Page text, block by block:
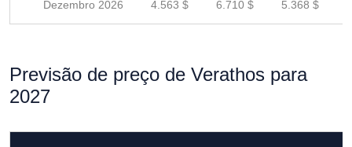
Dezembro 2026 4.563 $ 6.710 $ 5.368 $
Previsão de preço de Verathos para
2027